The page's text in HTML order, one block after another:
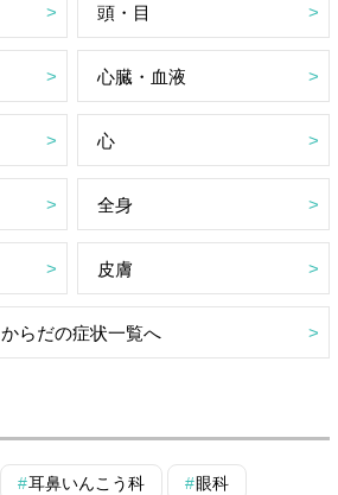
頭・目
心臓・血液
心
全身
皮膚
からだの症状一覧へ
耳鼻いんこう科 眼科